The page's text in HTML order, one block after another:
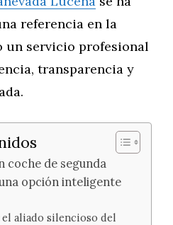
referencia en la
un servicio profesional
transparencia y
coche de segunda
opción inteligente
aliado silencioso del